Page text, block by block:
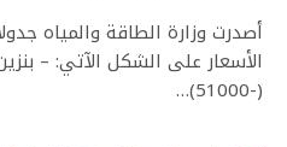
أصدرت وزارة الطاقة والمياه
(-51000)…